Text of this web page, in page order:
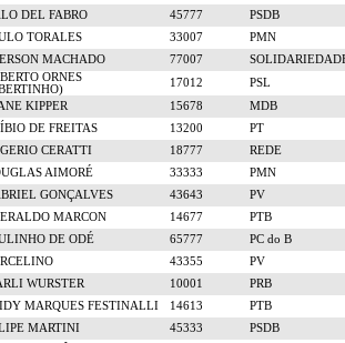
DEL FABRO 45777
PSDB
TORALES 33007
PMN
MACHADO 77007
ORNES
17012
PSL
KIPPER 15678
MDB
DE FREITAS 13200
PT
CERATTI 18777
REDE
AIMORÉ 33333
PMN
GONÇALVES 43643
PV
MARCON 14677
PTB
DE ODÉ 65777
PC do B
43355
PV
WURSTER 10001
PRB
MARQUES FESTINALLI 14613
PTB
MARTINI 45333
PSDB